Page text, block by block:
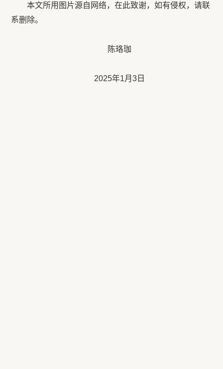
本文所用图片源自网络，在此致谢，如有侵权，请联
系删除。
陈珞珈
2025年1月3日